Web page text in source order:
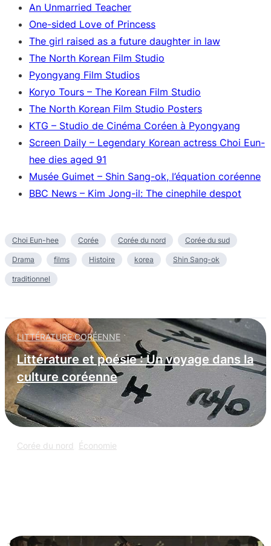
An Unmarried Teacher
One-sided Love of Princess
The girl raised as a future daughter in law
The North Korean Film Studio
Pyongyang Film Studios
Koryo Tours – The Korean Film Studio
The North Korean Film Studio Posters
KTG – Studio de Cinéma Coréen à Pyongyang
Screen Daily – Legendary Korean actress Choi Eun-
hee dies aged 91
Musée Guimet – Shin Sang-ok, l’équation coréenne
BBC News – Kim Jong-il: The cinephile despot
Choi Eun-hee Corée Corée du nord Corée du sud
Drama films Histoire korea Shin Sang-ok
traditionnel
LITTÉRATURE CORÉENNE
Littérature et poésie : Un voyage dans la
culture coréenne
Corée du nord Économie